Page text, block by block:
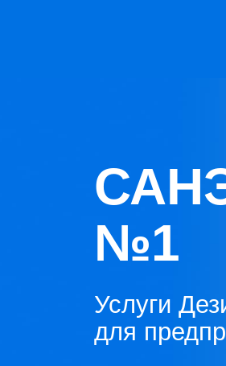
№1
Услуги
для